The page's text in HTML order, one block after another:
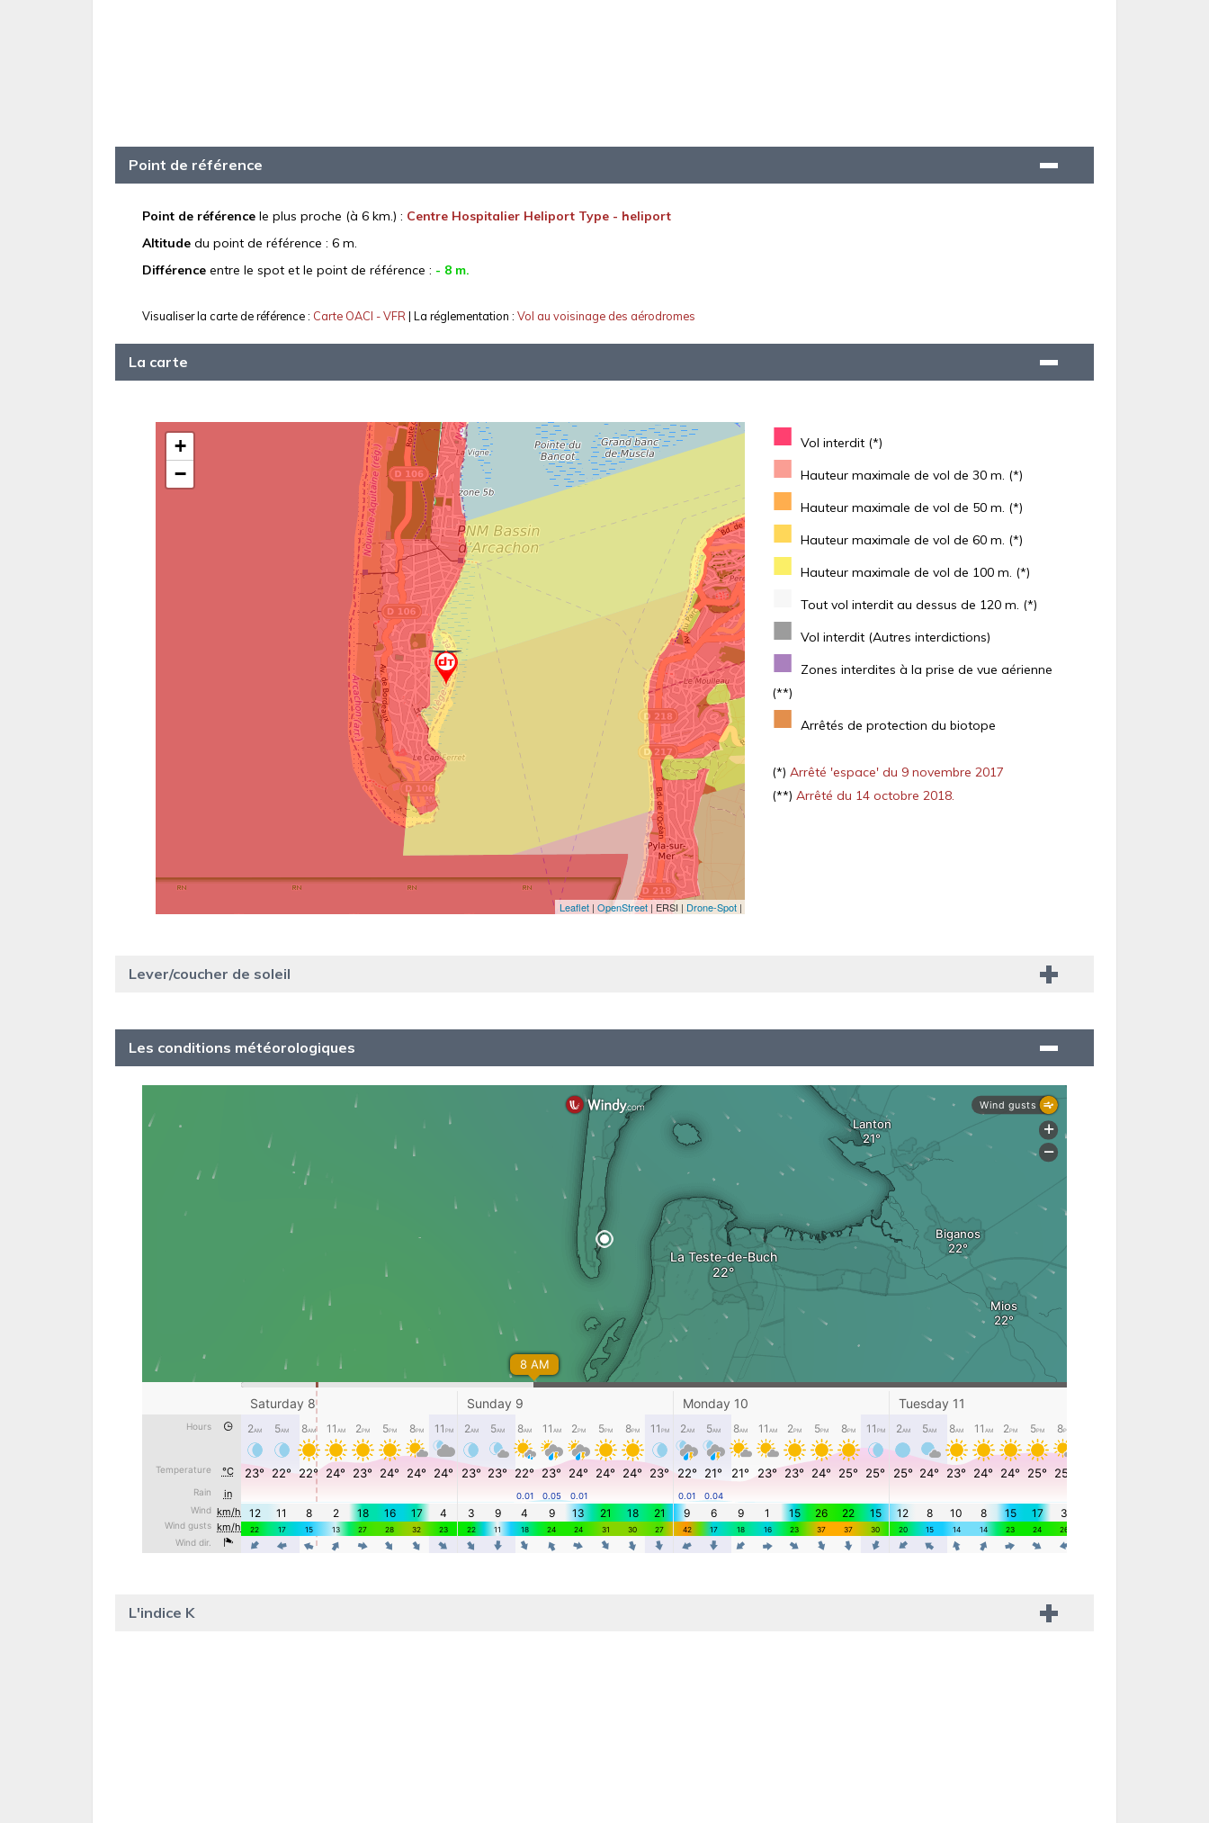
Point de référence
Point de référence le plus proche (à 6 km.) : Centre Hospitalier Heliport Type - heliport
Altitude du point de référence : 6 m.
Différence entre le spot et le point de référence : - 8 m.
Visualiser la carte de référence : Carte OACI - VFR| La réglementation : Vol au voisinage des aérodromes
La carte
■ Vol interdit (*)
■ Hauteur maximale de vol de 30 m. (*)
■ Hauteur maximale de vol de 50 m. (*)
■ Hauteur maximale de vol de 60 m. (*)
■ Hauteur maximale de vol de 100 m. (*)
Tout vol interdit au dessus de 120 m. (*)
■ Vol interdit (Autres interdictions)
■
Zones interdites à la prise de vue aérienne
(**)
■ Arrêtés de protection du biotope
(*) Arrêté 'espace' du 9 novembre 2017
(**) Arrêté du 14 octobre 2018.
Lever/coucher de soleil
Les conditions météorologiques
L'indice K